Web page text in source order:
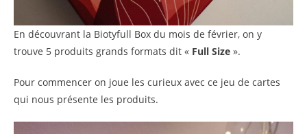
En découvrant la Biotyfull Box du mois de février, on y
trouve 5 produits grands formats dit « Full Size ».
Pour commencer on joue les curieux avec ce jeu de cartes
qui nous présente les produits.